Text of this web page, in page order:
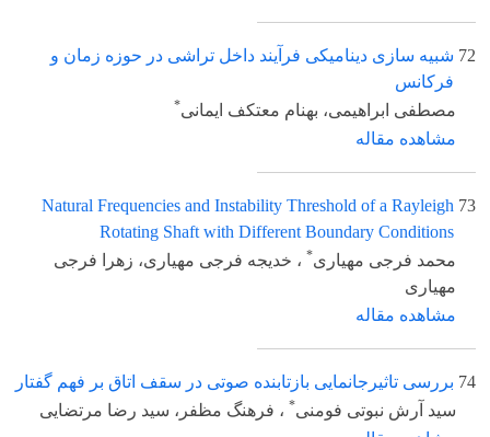
72 شبیه سازی دینامیکی فرآیند داخل تراشی در حوزه زمان و
فرکانس
مصطفی ابراهیمی، بهنام معتکف ایمانی*
مشاهده مقاله
73
Natural Frequencies and Instability Threshold of a Rayleigh
Rotating Shaft with Different Boundary Conditions
محمد فرجی مهیاری* ، خدیجه فرجی مهیاری، زهرا فرجی
مهیاری
مشاهده مقاله
74 بررسی تاثیرجانمایی بازتابنده صوتی در سقف اتاق بر فهم گفتار
سید آرش نبوتی فومنی* ، فرهنگ مظفر، سید رضا مرتضایی